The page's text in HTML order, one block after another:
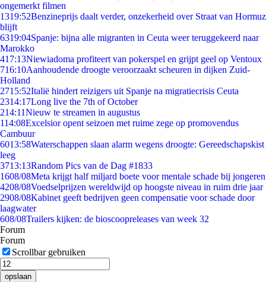
ongemerkt filmen
1319:52Benzineprijs daalt verder, onzekerheid over Straat van Hormuz
blijft
6319:04Spanje: bijna alle migranten in Ceuta weer teruggekeerd naar
Marokko
417:13Niewiadoma profiteert van pokerspel en grijpt geel op Ventoux
716:10Aanhoudende droogte veroorzaakt scheuren in dijken Zuid-
Holland
2715:52Italië hindert reizigers uit Spanje na migratiecrisis Ceuta
2314:17Long live the 7th of October
214:11Nieuw te streamen in augustus
114:08Excelsior opent seizoen met ruime zege op promovendus
Cambuur
6013:58Waterschappen slaan alarm wegens droogte: Gereedschapskist
leeg
3713:13Random Pics van de Dag #1833
1608/08Meta krijgt half miljard boete voor mentale schade bij jongeren
4208/08Voedselprijzen wereldwijd op hoogste niveau in ruim drie jaar
2908/08Kabinet geeft bedrijven geen compensatie voor schade door
laagwater
608/08Trailers kijken: de bioscoopreleases van week 32
Forum
Forum
Scrollbar gebruiken
opslaan